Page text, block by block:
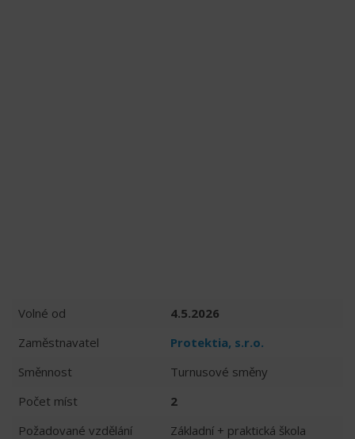
Volné od
4.5.2026
Zaměstnavatel
Protektia, s.r.o.
Směnnost
Turnusové směny
Počet míst
2
Požadované vzdělání
Základní + praktická škola